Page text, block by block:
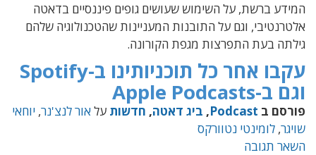
המידע ברשת, על השימוש שעושים גופים פיננסיים בדאטה
אלטרנטיבי, וגם על התובנות המעניינות שהטכנולוגיה שלהם
גילתה בעת התפרצות מגפת הקורונה.
עקבו אחר כל תוכניותינו ב-Spotify
וגם ב-Apple Podcasts
פורסם ב Podcast
, ביג דאטה, חדשות עלאור לנצ'נר, יוחאי
שויגר, לומינטי נטוורקס
השאר תגובה